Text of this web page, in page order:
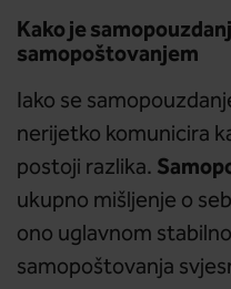
Kako je
samopoštovanjem
Iako se
nerijetko komunicira
postoji razlika.
ukupno mišljenje o
ono uglavnom
samopoštovanja